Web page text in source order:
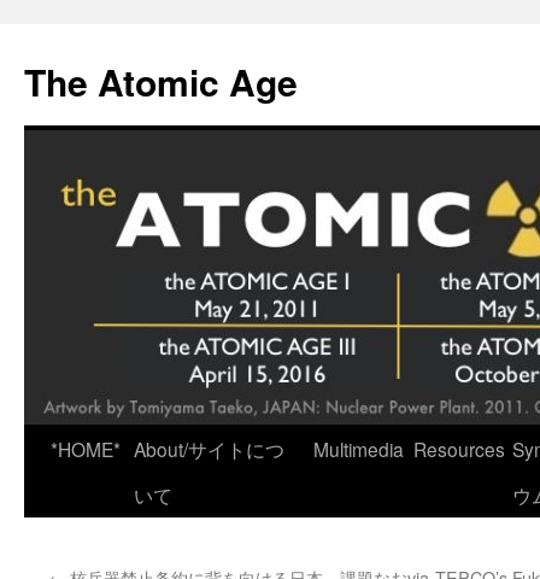
content
The Atomic Age
*HOME* About/サイトにつ
いて
Multimedia Resources
ウ